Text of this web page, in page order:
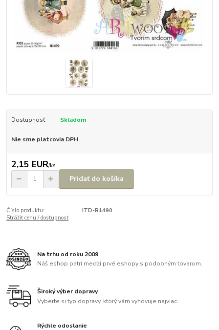
Dostupnosť Skladom
Nie sme platcovia DPH
2,15 EUR/ks
Pridať do košíka
Číslo produktu:
ITD-R1490
Strážiť cenu / dostupnosť
Na trhu od roku 2009
Náš eshop patrí medzi prvé eshopy s podobným tovarom.
Široký výber dopravy
Vyberte si typ dopravy, ktorý vám vyhovuje najviac.
Rýchle odoslanie